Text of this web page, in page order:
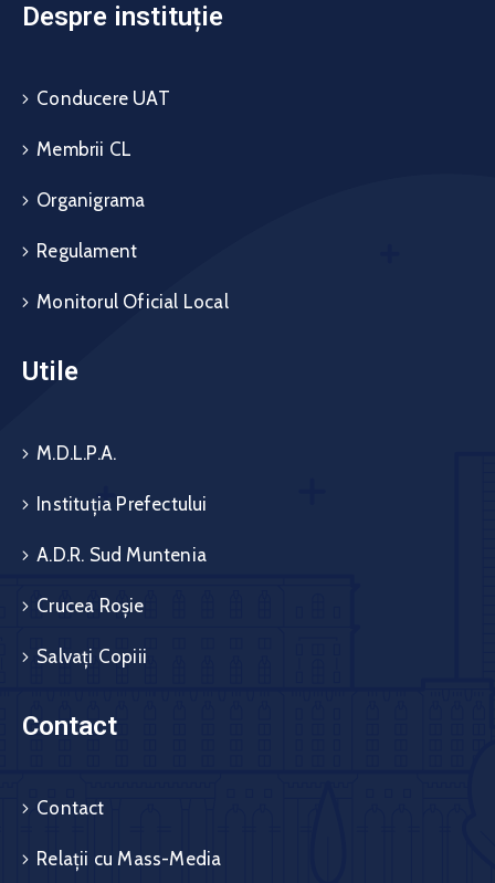
Despre instituție
Conducere UAT
Membrii CL
Organigrama
Regulament
Monitorul Oficial Local
Utile
M.D.L.P.A.
Instituția Prefectului
A.D.R. Sud Muntenia
Crucea Roșie
Salvați Copiii
Contact
Contact
Relații cu Mass-Media